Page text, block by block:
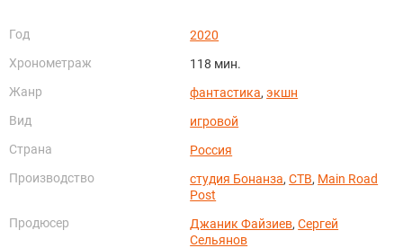
Год
2020
Хронометраж
118 мин.
Жанр
фантастика,экшн
Вид
игровой
Страна
Россия
Производство
студия Бонанза,СТВ, Main Road
Post
Продюсер
Джаник Файзиев,Сергей
Сельянов